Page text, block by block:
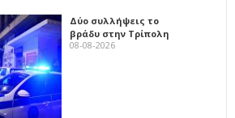
Δύο συλλήψεις το
βράδυ στην Τρίπολη
08-08-2026